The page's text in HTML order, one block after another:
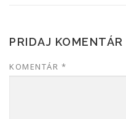
PRIDAJ KOMENTÁR
KOMENTÁR *